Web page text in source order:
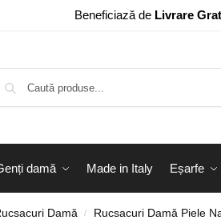
Beneficiază de Livrare
damă Made in Italy Eșarfe
Damă / Rucsacuri Damă Piele